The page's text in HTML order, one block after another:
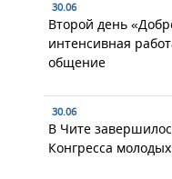
30.06
Второй день
интенсивная
общение
30.06
В Чите
Конгресса